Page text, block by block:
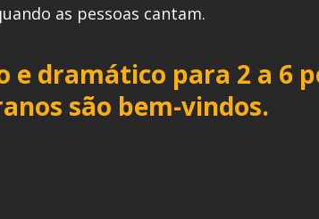
as pessoas cantam.
e dramático para 2 a 6
são bem-vindos.